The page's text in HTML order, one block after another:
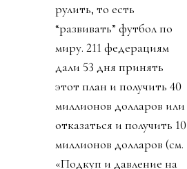
рулить, то есть
“развивать” футбол по
миру. 211 федерациям
дали 53 дня принять
этот план и получить 40
миллионов долларов или
отказаться и получить 10
миллионов долларов (см.
«Подкуп и давление на